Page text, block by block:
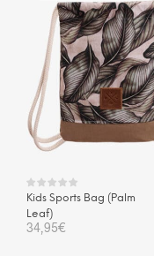
Kids Sports Bag (Palm
Leaf)
34,95€